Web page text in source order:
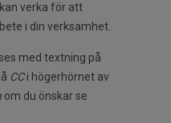
verka för att
i din verksamhet.
med textning på
CCi högerhörnet av
om du önskar se